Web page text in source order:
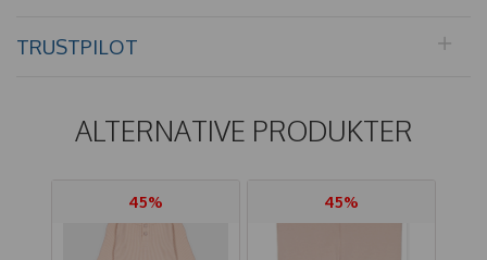
TRUSTPILOT
ALTERNATIVE PRODUKTER
45% 45%